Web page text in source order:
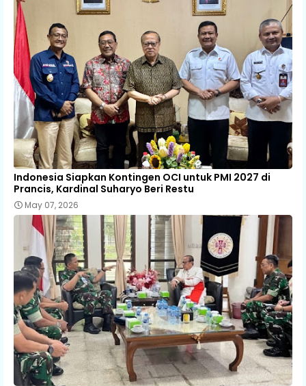
Indonesia Siapkan Kontingen OCI untuk PMI 2027 di
Prancis, Kardinal Suharyo Beri Restu
May 07, 2026